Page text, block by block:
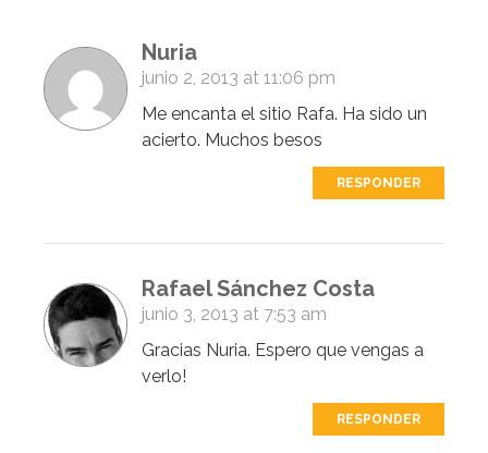
Nuria
junio 2, 2013 at 11:06 pm
Me encanta el sitio Rafa. Ha sido un
acierto. Muchos besos
RESPONDER
Rafael Sánchez Costa
junio 3, 2013 at 7:53 am
Gracias Nuria. Espero que vengas a
verlo!
RESPONDER